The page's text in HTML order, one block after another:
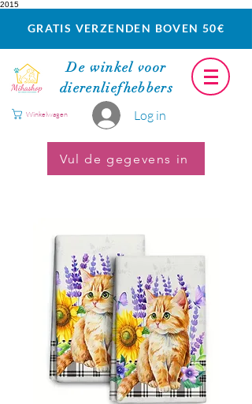
2015
GRATIS VERZENDEN BOVEN 50€
De winkel voor
dierenliefhebbers
Log in
Winkelwagen
Vul de gegevens in